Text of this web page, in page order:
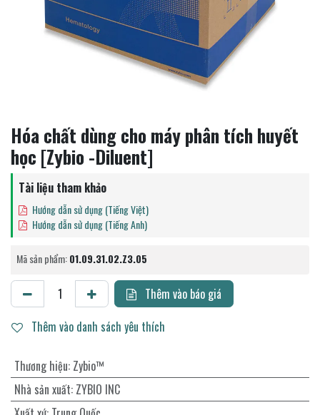
Hóa chất dùng cho máy phân tích huyết
học [Zybio -Diluent]
Tài liệu tham khảo
Hướng dẫn sử dụng (Tiếng Việt)
Hướng dẫn sử dụng (Tiếng Anh)
Mã sản phẩm:01.09.31.02.Z3.05
Thêm vào báo giá
Thêm vào danh sách yêu thích
Thương hiệu: Zybio™
Nhà sản xuất: ZYBIO INC